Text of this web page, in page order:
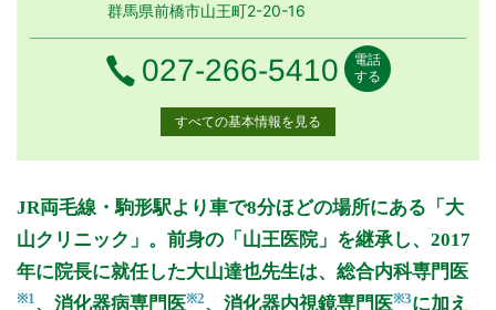
群馬県前橋市山王町2-20-16
電話番号
027-266-5410
電話
する
すべての基本情報を見る
診療時間 月 月曜日
火 火曜日
水 水曜日
木 木曜日
金金曜日
土 土曜日
日 日曜日
祝祝日
9:00～12:30
●
9:00～13:00
● ● ● ●
●
15:00～18:00
● ● ● ●
JR両毛線・駒形駅より車で8分ほどの場所にある「大
山クリニック」。前身の「山王医院」を継承し、2017
年に院長に就任した大山達也先生は、総合内科専門医
※1、消化器病専門医※2、消化器内視鏡専門医※3に加え